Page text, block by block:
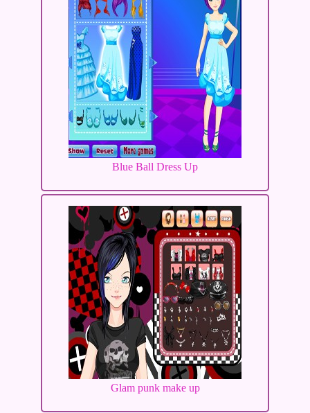
Blue Ball Dress Up
Glam punk make up